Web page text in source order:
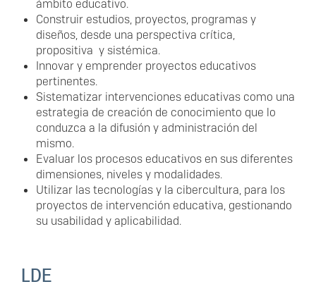
ámbito educativo.
Construir estudios, proyectos, programas y
diseños, desde una perspectiva crítica,
propositiva y sistémica.
Innovar y emprender proyectos educativos
pertinentes.
Sistematizar intervenciones educativas como una
estrategia de creación de conocimiento que lo
conduzca a la difusión y administración del
mismo.
Evaluar los procesos educativos en sus diferentes
dimensiones, niveles y modalidades.
Utilizar las tecnologías y la cibercultura, para los
proyectos de intervención educativa, gestionando
su usabilidad y aplicabilidad.
LDE